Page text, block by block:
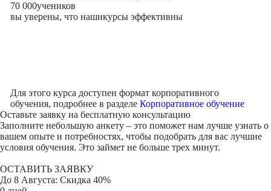
70 000учеников
вы уверены, что нашикурсы эффективны
Для этого курса доступен формат корпоративного
обучения, подробнее в разделе Корпоративное обучение
Оставьте заявку на бесплатную консультацию
Заполните небольшую анкету – это поможет нам лучше узнать о
вашем опыте и потребностях, чтобы подобрать для вас лучшие
условия обучения. Это займет не больше трех минут.
ОСТАВИТЬ ЗАЯВКУ
До 8 Августа: Скидка 40%